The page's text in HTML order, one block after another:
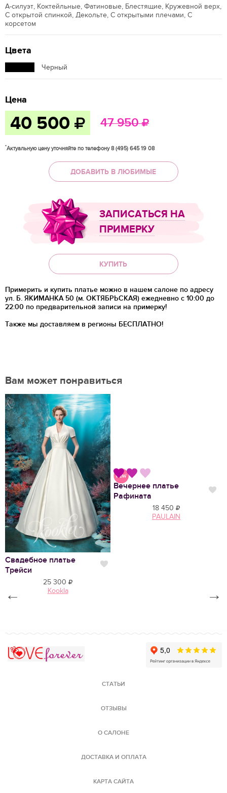
А-силуэт, Коктейльные, Фатиновые, Блестящие, Кружевной верх,
С открытой спинкой, Декольте, С открытыми плечами, С
корсетом
Цвета
Черный
Цена
40 500 47 950
*Актуальную цену уточняйте по телефону 8 (495) 645 19 08
ДОБАВИТЬ В ЛЮБИМЫЕ
ЗАПИСАТЬСЯ НА
ПРИМЕРКУ
КУПИТЬ
Примерить и купить платье можно в нашем салоне по адресу
ул. Б. ЯКИМАНКА 50 (м. ОКТЯБРЬСКАЯ) ежедневно с 10:00 до
22:00 по предварительной записи на примерку!
Также мы доставляем в регионы БЕСПЛАТНО!
Вам может понравиться
Нравится
Свадебное платье
Трейси
25 300
Kookla
Вечернее платье
Рафината
18 450
PAULAIN
← →
СТАТЬИ
ОТЗЫВЫ
О САЛОНЕ
ДОСТАВКА И ОПЛАТА
КАРТА САЙТА